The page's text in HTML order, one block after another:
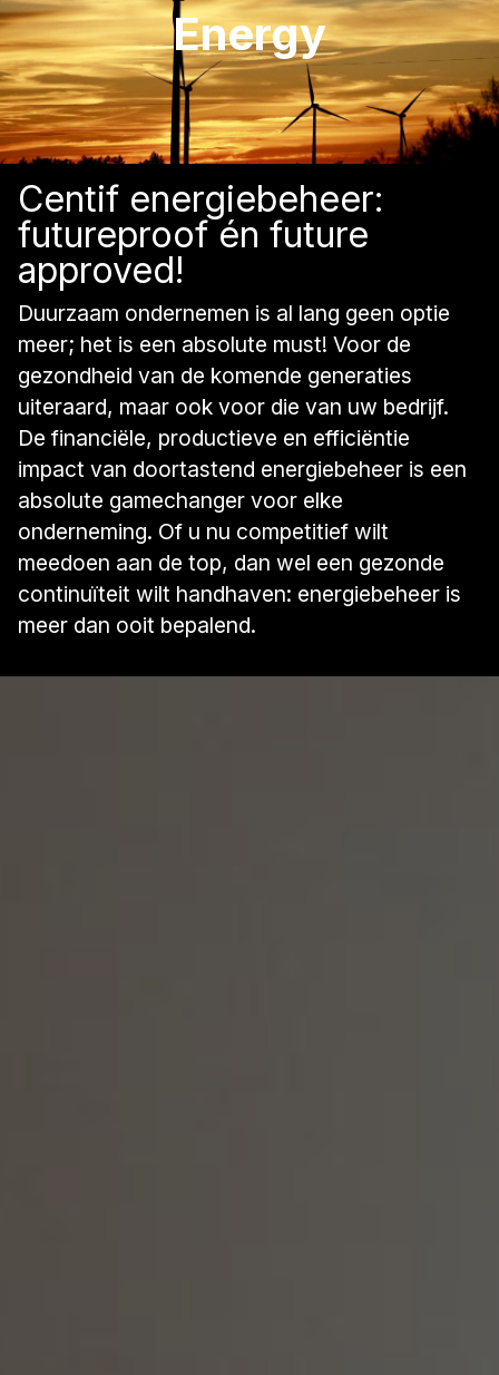
Energy
Centif energiebeheer:
futureproof én future
approved!
Duurzaam ondernemen is al lang geen optie
meer; het is een absolute must! Voor de
gezondheid van de komende generaties
uiteraard, maar ook voor die van uw bedrijf.
De financiële, productieve en efficiëntie
impact van doortastend energiebeheer is een
absolute gamechanger voor elke
onderneming. Of u nu competitief wilt
meedoen aan de top, dan wel een gezonde
continuïteit wilt handhaven: energiebeheer is
meer dan ooit bepalend.